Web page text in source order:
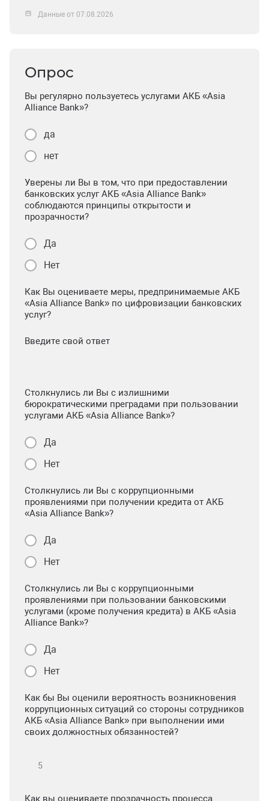
Данные от 07.08.2026
Опрос
Вы регулярно пользуетесь услугами АКБ «Asia
Alliance Bank»?
да
нет
Уверены ли Вы в том, что при предоставлении
банковских услуг АКБ «Asia Alliance Bank»
соблюдаются принципы открытости и
прозрачности?
Да
Нет
Как Вы оцениваете меры, предпринимаемые АКБ
«Asia Alliance Bank» по цифровизации банковских
услуг?
Введите свой ответ
Столкнулись ли Вы с излишними
бюрократическими преградами при пользовании
услугами АКБ «Asia Alliance Bank»?
Да
Нет
Столкнулись ли Вы с коррупционными
проявлениями при получении кредита от АКБ
«Asia Alliance Bank»?
Да
Нет
Столкнулись ли Вы с коррупционными
проявлениями при пользовании банковскими
услугами (кроме получения кредита) в АКБ «Asia
Alliance Bank»?
Да
Нет
Как бы Вы оценили вероятность возникновения
коррупционных ситуаций со стороны сотрудников
АКБ «Asia Alliance Bank» при выполнении ими
своих должностных обязанностей?
Как вы оцениваете прозрачность процесса